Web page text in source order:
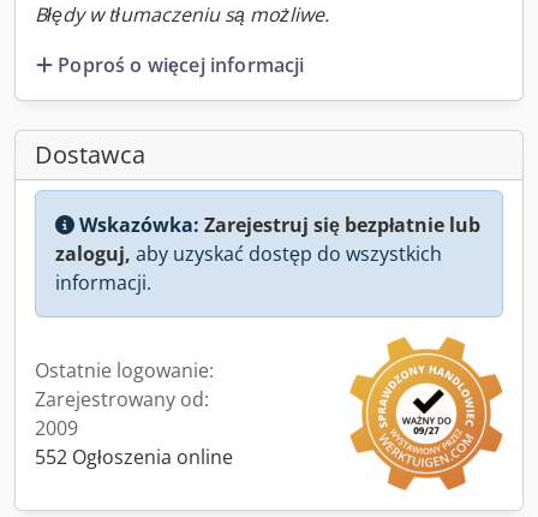
Błędy w tłumaczeniu są możliwe.
Poproś o więcej informacji
Dostawca
Wskazówka: Zarejestruj się bezpłatnie lub
zaloguj, aby uzyskać dostęp do wszystkich
informacji.
Ostatnie logowanie:
Zarejestrowany od:
2009
552 Ogłoszenia online